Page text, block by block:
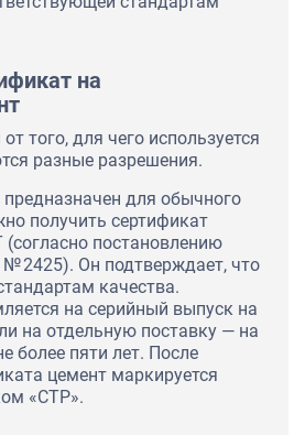
на
того, для чего используется
разные разрешения.
предназначен для обычного
получить сертификат
(согласно постановлению
2425). Он подтверждает, что
качества.
на серийный выпуск на
на отдельную поставку — на
более пяти лет. После
цемент маркируется
«СТР».